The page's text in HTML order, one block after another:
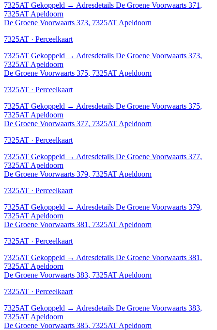
7325AT Gekoppeld → Adresdetails De Groene Voorwaarts 371,
7325AT Apeldoorn
De Groene Voorwaarts 373, 7325AT Apeldoorn
7325AT · Perceelkaart
7325AT Gekoppeld → Adresdetails De Groene Voorwaarts 373,
7325AT Apeldoorn
De Groene Voorwaarts 375, 7325AT Apeldoorn
7325AT · Perceelkaart
7325AT Gekoppeld → Adresdetails De Groene Voorwaarts 375,
7325AT Apeldoorn
De Groene Voorwaarts 377, 7325AT Apeldoorn
7325AT · Perceelkaart
7325AT Gekoppeld → Adresdetails De Groene Voorwaarts 377,
7325AT Apeldoorn
De Groene Voorwaarts 379, 7325AT Apeldoorn
7325AT · Perceelkaart
7325AT Gekoppeld → Adresdetails De Groene Voorwaarts 379,
7325AT Apeldoorn
De Groene Voorwaarts 381, 7325AT Apeldoorn
7325AT · Perceelkaart
7325AT Gekoppeld → Adresdetails De Groene Voorwaarts 381,
7325AT Apeldoorn
De Groene Voorwaarts 383, 7325AT Apeldoorn
7325AT · Perceelkaart
7325AT Gekoppeld → Adresdetails De Groene Voorwaarts 383,
7325AT Apeldoorn
De Groene Voorwaarts 385, 7325AT Apeldoorn